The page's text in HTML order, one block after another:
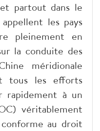
partout dans le
les pays
pleinement en
la conduite des
méridionale
tous les efforts
rapidement à un
véritablement
au droit